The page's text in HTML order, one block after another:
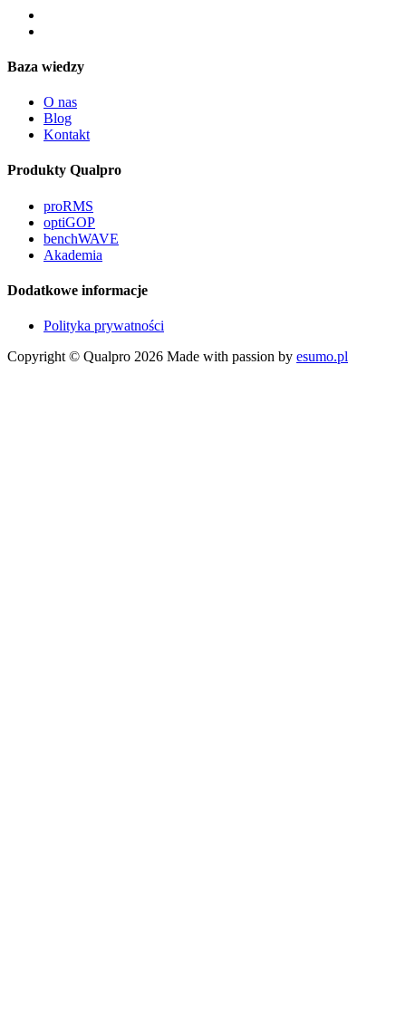
Baza wiedzy
O nas
Blog
Kontakt
Produkty Qualpro
proRMS
optiGOP
benchWAVE
Akademia
Dodatkowe informacje
Polityka prywatności
Copyright © Qualpro 2026 Made with passion by esumo.pl